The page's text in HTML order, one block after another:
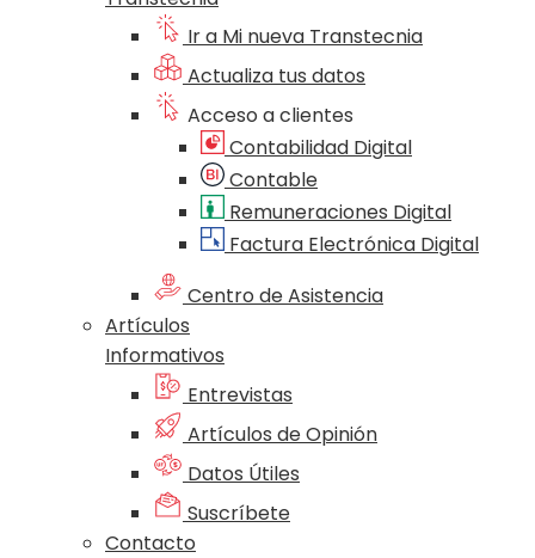
Ir a Mi nueva Transtecnia
Actualiza tus datos
Acceso a clientes
Contabilidad Digital
Contable
Remuneraciones Digital
Factura Electrónica Digital
Centro de Asistencia
Artículos
Informativos
Entrevistas
Artículos de Opinión
Datos Útiles
Suscríbete
Contacto